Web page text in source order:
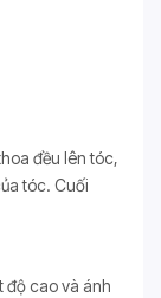
đều lên tóc,
tóc. Cuối
độ cao và ánh